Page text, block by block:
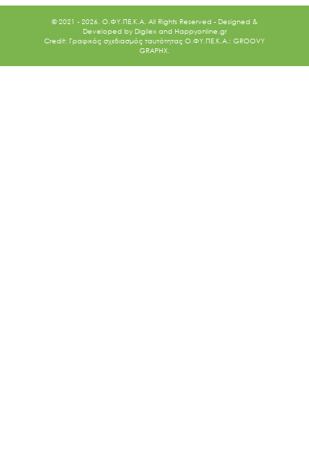
© 2021 - 2026. O.ΦΥ.ΠΕ.Κ.Α. All Rights Reserved - Designed &
Developed by Digilex and Happyonline.gr
Credit: Γραφικός σχεδιασμός ταυτότητας Ο.ΦΥ.ΠΕ.Κ.Α.: GROOVY
GRAPHX.